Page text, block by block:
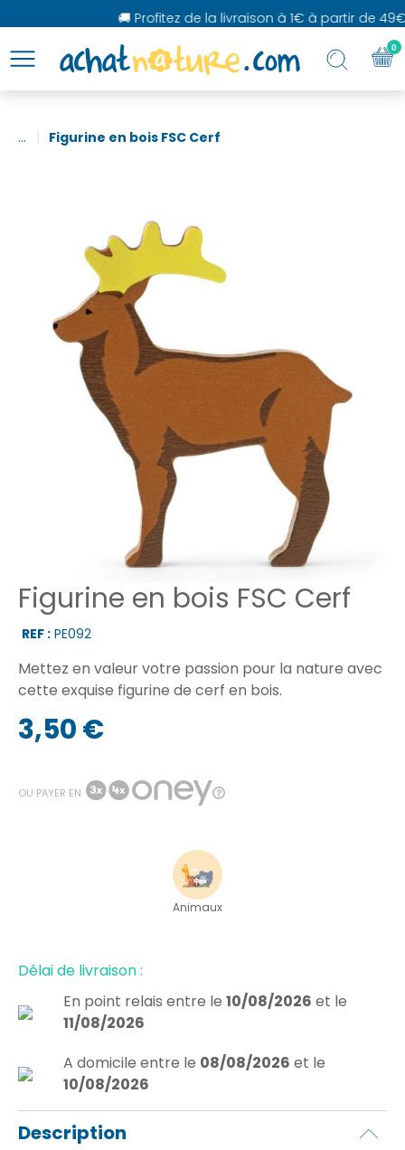
🚚 Profitez de la livraison à 1€ à partir de 49€
... Figurine en bois FSC Cerf
Figurine en bois FSC Cerf
REF : PE092
Mettez en valeur votre passion pour la nature avec
cette exquise figurine de cerf en bois.
3,50 €
OU PAYER EN
Animaux
Délai de livraison :
En point relais entre le 10/08/2026 et le
11/08/2026
A domicile entre le 08/08/2026 et le
10/08/2026
Description
0